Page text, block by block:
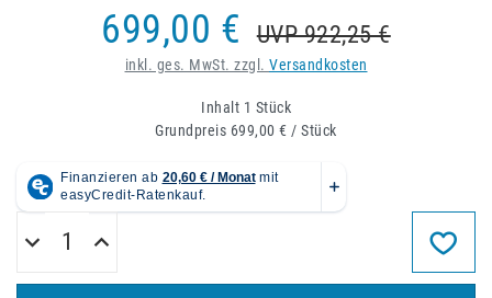
699,00 € UVP 922,25 €
inkl. ges. MwSt. zzgl. Versandkosten
Inhalt 1 Stück
Grundpreis 699,00 € / Stück